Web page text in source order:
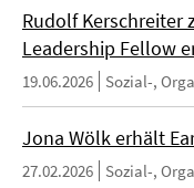
Rudolf Kerschreiter
Leadership Fellow
19.06.2026 Sozial-,
Jona Wölk erhält
27.02.2026 Sozial-,